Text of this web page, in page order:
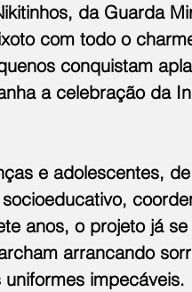
da Guarda
com todo o
conquistam
a celebração da
e adolescentes,
anos, o projeto já
arrancando
impecáveis.